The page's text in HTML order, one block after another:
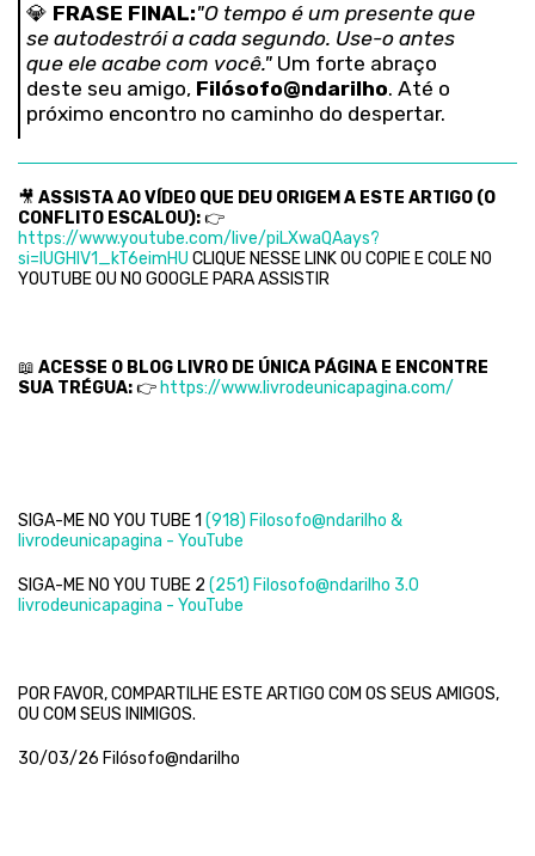
💎 FRASE FINAL:"O tempo é um presente que
se autodestrói a cada segundo. Use-o antes
que ele acabe com você." Um forte abraço
deste seu amigo, Filósofo@ndarilho. Até o
próximo encontro no caminho do despertar.
🎥 ASSISTA AO VÍDEO QUE DEU ORIGEM A ESTE ARTIGO (O
CONFLITO ESCALOU):👉
https://www.youtube.com/live/piLXwaQAays?
si=lUGHlV1_kT6eimHU CLIQUE NESSE LINK OU COPIE E COLE NO
YOUTUBE OU NO GOOGLE PARA ASSISTIR
📖 ACESSE O BLOG LIVRO DE ÚNICA PÁGINA E ENCONTRE
SUA TRÉGUA:👉https://www.livrodeunicapagina.com/
SIGA-ME NO YOU TUBE 1 (918) Filosofo@ndarilho &
livrodeunicapagina - YouTube
SIGA-ME NO YOU TUBE 2 (251) Filosofo@ndarilho 3.0
livrodeunicapagina - YouTube
POR FAVOR, COMPARTILHE ESTE ARTIGO COM OS SEUS AMIGOS,
OU COM SEUS INIMIGOS.
30/03/26 Filósofo@ndarilho